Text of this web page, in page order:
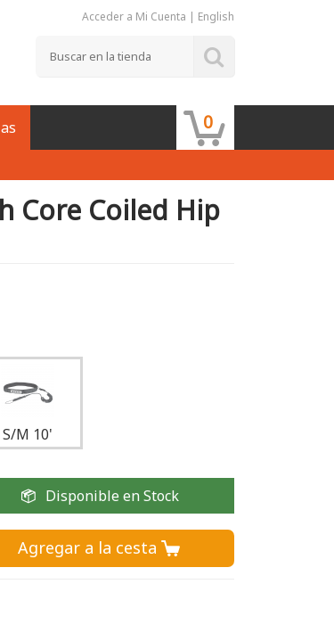
Acceder a Mi Cuenta | English
0
Core Coiled Hip
S/M 10'
Disponible en Stock
Agregar a la cesta 